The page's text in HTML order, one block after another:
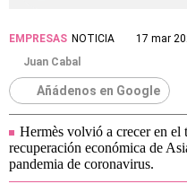
EMPRESAS NOTICIA
17 mar
Juan Cabal
Añádenos en Google
Hermès volvió a crecer en el
recuperación económica de
pandemia de coronavirus.